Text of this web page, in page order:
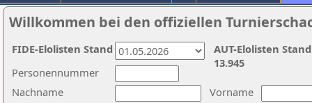
Willkommen bei den offiziellen
Nachname
Vorname
Personennummer
AUT-Elolisten
13.945
FIDE-Elolisten Stand